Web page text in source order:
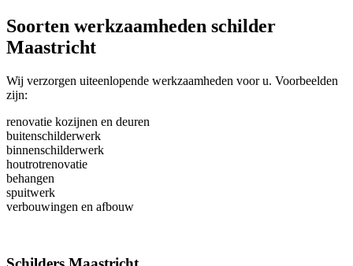
Soorten werkzaamheden schilder
Maastricht
Wij verzorgen uiteenlopende werkzaamheden voor u. Voorbeelden
zijn:
renovatie kozijnen en deuren
buitenschilderwerk
binnenschilderwerk
houtrotrenovatie
behangen
spuitwerk
verbouwingen en afbouw